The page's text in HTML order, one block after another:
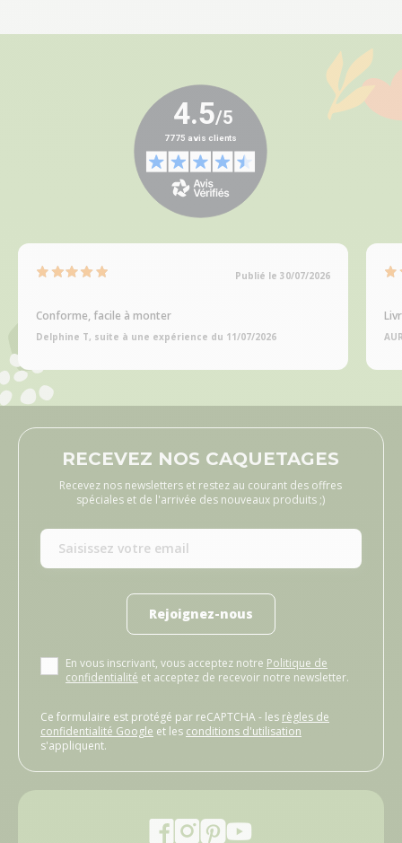
Publié le 30/07/2026
Conforme, facile à monter
Delphine T, suite à une expérience du 11/07/2026
RECEVEZ NOS CAQUETAGES
Recevez nos newsletters et restez au courant des offres
spéciales et de l'arrivée des nouveaux produits ;)
Rejoignez-nous
En vous inscrivant, vous acceptez notre Politique de
confidentialité et acceptez de recevoir notre newsletter.
Ce formulaire est protégé par reCAPTCHA - les règles de
confidentialité Google et les conditions d'utilisation
s'appliquent.